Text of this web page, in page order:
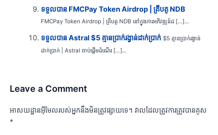
ទទួលបាន FMCPay Token Airdrop | គ្រីបតូ NDB
FMCPay Token Airdrop | គ្រីបតូ NDB នៅក្នុងការអភិវឌ្ឍន៍ដ […]...
ទទួលបាន Astral $5 គ្មានប្រាក់រង្វាន់ដាក់ប្រាក់ $5 គ្មានប្រាក់រង្វាន់
ដាក់ប្រាក់ | Astral ចាប់ផ្តើមដំណើរ […]...
Leave a Comment
អាសយដ្ឋាន​អ៊ីមែល​របស់​អ្នក​នឹង​មិន​ត្រូវ​ផ្សាយ​ទេ។ វាល​ដែល​ត្រូវ​ការ​ត្រូវ​បាន​គូស
*